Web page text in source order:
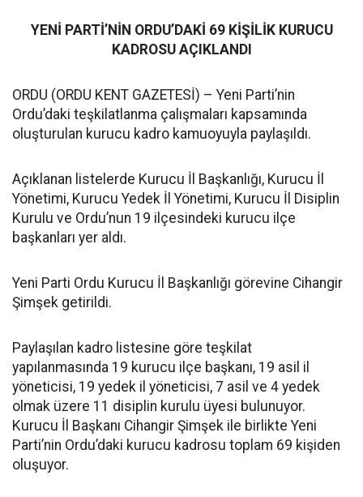
YENİ PARTİ’NİN ORDU’DAKİ 69 KİŞİLİK KURUCU
KADROSU AÇIKLANDI
ORDU (ORDU KENT GAZETESİ) – Yeni Parti’nin
Ordu’daki teşkilatlanma çalışmaları kapsamında
oluşturulan kurucu kadro kamuoyuyla paylaşıldı.
Açıklanan listelerde Kurucu İl Başkanlığı, Kurucu İl
Yönetimi, Kurucu Yedek İl Yönetimi, Kurucu İl Disiplin
Kurulu ve Ordu’nun 19 ilçesindeki kurucu ilçe
başkanları yer aldı.
Yeni Parti Ordu Kurucu İl Başkanlığı görevine Cihangir
Şimşek getirildi.
Paylaşılan kadro listesine göre teşkilat
yapılanmasında 19 kurucu ilçe başkanı, 19 asil il
yöneticisi, 19 yedek il yöneticisi, 7 asil ve 4 yedek
olmak üzere 11 disiplin kurulu üyesi bulunuyor.
Kurucu İl Başkanı Cihangir Şimşek ile birlikte Yeni
Parti’nin Ordu’daki kurucu kadrosu toplam 69 kişiden
oluşuyor.